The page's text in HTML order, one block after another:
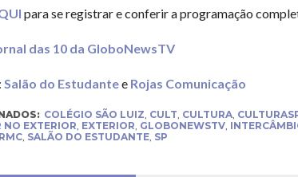
para se registrar e conferir a programação
das 10 da GloboNewsTV
Salão do Estudantee Rojas Comunicação
COLÉGIO SÃO LUIZ, CULT, CULTURA,
NO EXTERIOR, EXTERIOR, GLOBONEWSTV,
, SALÃO DO ESTUDANTE, SP